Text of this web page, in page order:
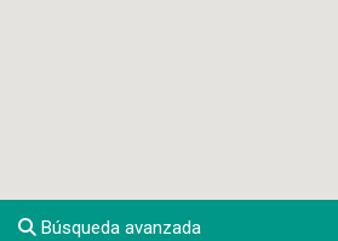
Búsqueda avanzada